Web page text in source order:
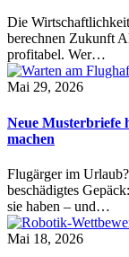
Die
berechnen Zukunft
profitabel. Wer…
Mai 29, 2026
Neue Musterbriefe
machen
Flugärger im
beschädigtes
sie haben – und…
Mai 18, 2026